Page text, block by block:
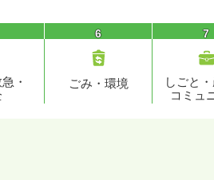
・
6
ごみ・環境
7
しごと・
コミュ